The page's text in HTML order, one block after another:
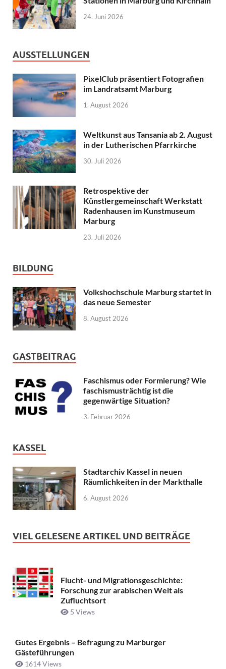
24. Juni 2026
AUSSTELLUNGEN
PixelClub präsentiert Fotografien
im Landratsamt Marburg
1. August 2026
Weltkunst aus Tansania ab 2. August
in der Lutherischen Pfarrkirche
30. Juli 2026
Retrospektive der
Künstlergemeinschaft Werkstatt
Radenhausen im Kunstmuseum
Marburg
23. Juli 2026
BILDUNG
Volkshochschule Marburg startet in
das neue Semester
8. August 2026
GASTBEITRAG
Faschismus oder Formierung? Wie
faschismusträchtig ist die
gegenwärtige Situation?
3. Februar 2026
KASSEL
Stadtarchiv Kassel in neuen
Räumlichkeiten in der Markthalle
6. August 2026
VIEL GELESENE ARTIKEL UND BEITRÄGE
Flucht- und Migrationsgeschichte:
Forschung zur arabischen Welt als
Zufluchtsort
5 Views
Gutes Ergebnis – Befragung zu Marburger
Gästeführungen
1614 Views